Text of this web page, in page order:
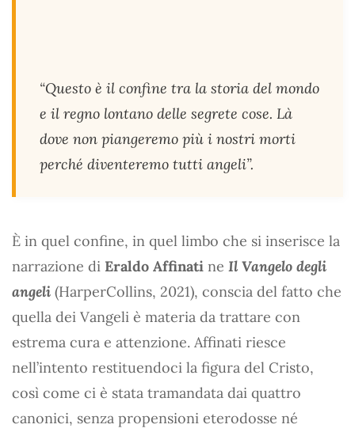
“Questo è il confine tra la storia del mondo
e il regno lontano delle segrete cose. Là
dove non piangeremo più i nostri morti
perché diventeremo tutti angeli”.
È in quel confine, in quel limbo che si inserisce la
narrazione di Eraldo Affinati ne Il Vangelo degli
angeli (HarperCollins, 2021), conscia del fatto che
quella dei Vangeli è materia da trattare con
estrema cura e attenzione. Affinati riesce
nell’intento restituendoci la figura del Cristo,
così come ci è stata tramandata dai quattro
canonici, senza propensioni eterodosse né